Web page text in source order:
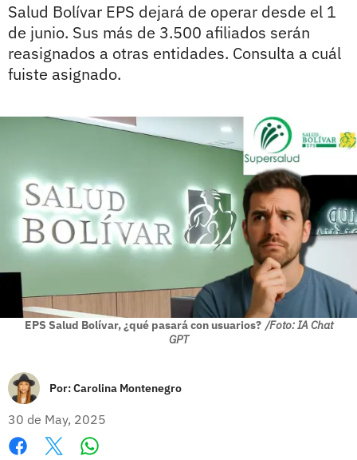
Salud Bolívar EPS dejará de operar desde el 1
de junio. Sus más de 3.500 afiliados serán
reasignados a otras entidades. Consulta a cuál
fuiste asignado.
EPS Salud Bolívar, ¿qué pasará con usuarios? /Foto: IA Chat
GPT
Por:Carolina Montenegro
30 de May, 2025